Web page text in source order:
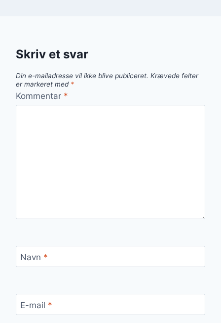
Skriv et svar
Din e-mailadresse vil ikke blive publiceret. Krævede felter
er markeret med *
Kommentar *
Navn *
E-mail *